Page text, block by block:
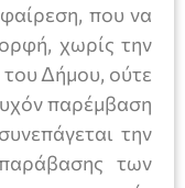
που να
χωρίς την
του Δήμου, ούτε
παρέμβαση
την
των